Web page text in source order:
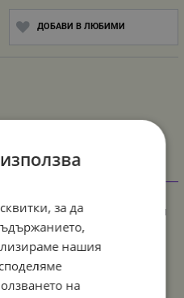
ДОБАВИ В ЛЮБИМИ
59
59, 1 брой- не е пакетиран
диаметър
за да
нашия
на